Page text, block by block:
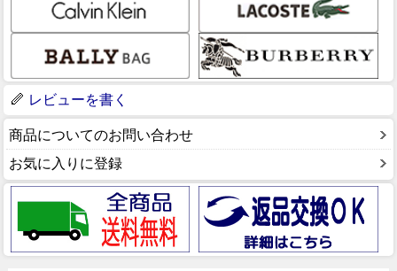
レビューを書く
商品についてのお問い合わせ
お気に入りに登録